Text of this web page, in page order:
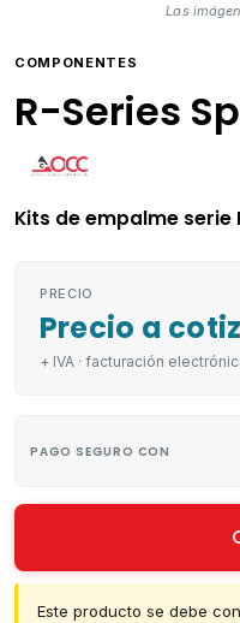
Las
COMPONENTES
R-Series
Kits de empalme serie
PRECIO
Precio a
+ IVA · facturación
PAGO SEGURO CON
Este producto se debe